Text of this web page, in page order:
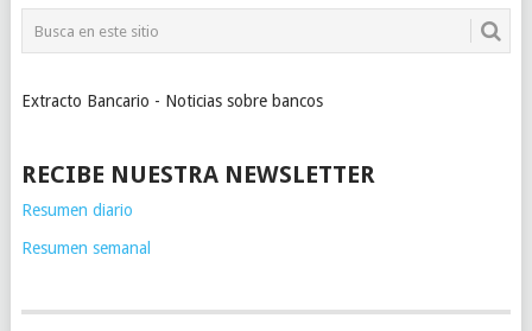
Extracto Bancario - Noticias sobre bancos
RECIBE NUESTRA NEWSLETTER
Resumen diario
Resumen semanal